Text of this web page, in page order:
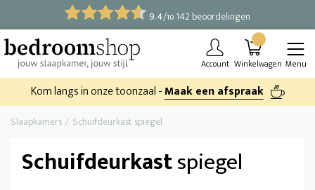
9.4/10 142 beoordelingen
Account Winkelwagen Menu
Kom langs in onze toonzaal -Maak een afspraak
Slaapkamers Schuifdeurkast spiegel
Schuifdeurkastspiegel